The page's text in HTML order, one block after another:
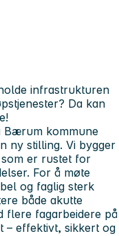
infrastrukturen
Da kan
Bærum kommune
ny stilling. Vi bygger
er rustet for
For å møte
og faglig sterk
både akutte
flere fagarbeidere på
– effektivt, sikkert og